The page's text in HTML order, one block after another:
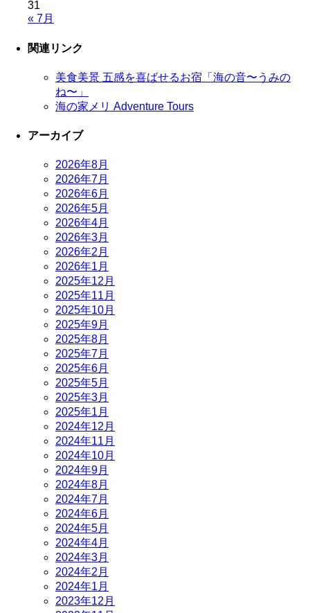
31
« 7月
関連リンク
美食美景 五感を喜ばせるお宿「海の音〜うみの
ね〜」
海の家メリ Adventure Tours
アーカイブ
2026年8月
2026年7月
2026年6月
2026年5月
2026年4月
2026年3月
2026年2月
2026年1月
2025年12月
2025年11月
2025年10月
2025年9月
2025年8月
2025年7月
2025年6月
2025年5月
2025年3月
2025年1月
2024年12月
2024年11月
2024年10月
2024年9月
2024年8月
2024年7月
2024年6月
2024年5月
2024年4月
2024年3月
2024年2月
2024年1月
2023年12月